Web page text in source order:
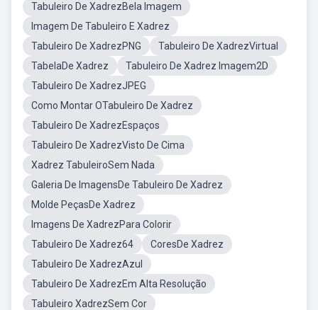
Tabuleiro De XadrezBela Imagem
Imagem De Tabuleiro E Xadrez
Tabuleiro De XadrezPNG
Tabuleiro De XadrezVirtual
TabelaDe Xadrez
Tabuleiro De Xadrez Imagem2D
Tabuleiro De XadrezJPEG
Como Montar OTabuleiro De Xadrez
Tabuleiro De XadrezEspaços
Tabuleiro De XadrezVisto De Cima
Xadrez TabuleiroSem Nada
Galeria De ImagensDe Tabuleiro De Xadrez
Molde PeçasDe Xadrez
Imagens De XadrezPara Colorir
Tabuleiro De Xadrez64
CoresDe Xadrez
Tabuleiro De XadrezAzul
Tabuleiro De XadrezEm Alta Resolução
Tabuleiro XadrezSem Cor